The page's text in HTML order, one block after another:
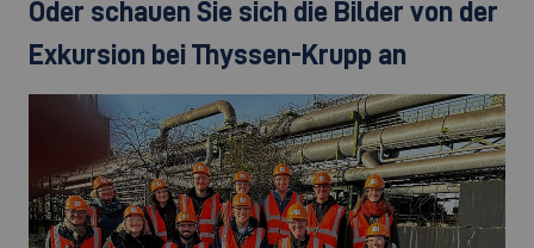
Oder schauen Sie sich die Bilder von der
Exkursion bei Thyssen-Krupp an